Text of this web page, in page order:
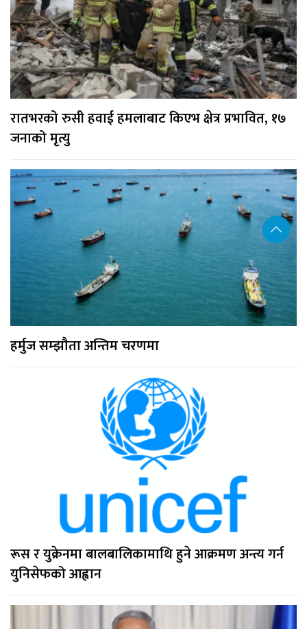
रातभरको रुसी हवाई हमलाबाट किएभ क्षेत्र प्रभावित, १७
जनाको मृत्यु
हर्मुज सम्झौता अन्तिम चरणमा
रूस र युक्रेनमा बालबालिकामाथि हुने आक्रमण अन्त्य गर्न
युनिसेफको आह्वान